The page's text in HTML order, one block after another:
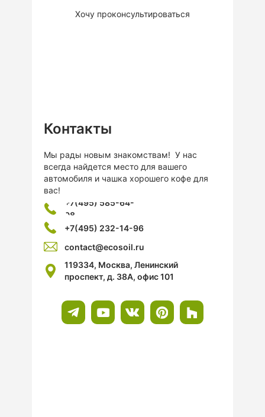
Хочу проконсультироваться
Контакты
Мы рады новым знакомствам! У нас
всегда найдется место для вашего
автомобиля и чашка хорошего кофе для
вас!
119334, Москва, Ленинский
проспект, д. 38А, офис 101
+7(495) 585-64-
08
+7(495) 232-14-96
contact@ecosoil.ru